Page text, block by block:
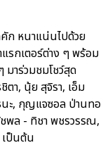
ก หนาแน่นไปด้วย
รกเตอร์ต่าง ๆ พร้อม
าร่วมชมโชว์สุด
า, นุ้ย สุจิรา, เอ็ม
ะ, กุญแจซอล ป่านทอ
ชพล - ทิชา พชรวรรณ,
ป็นต้น